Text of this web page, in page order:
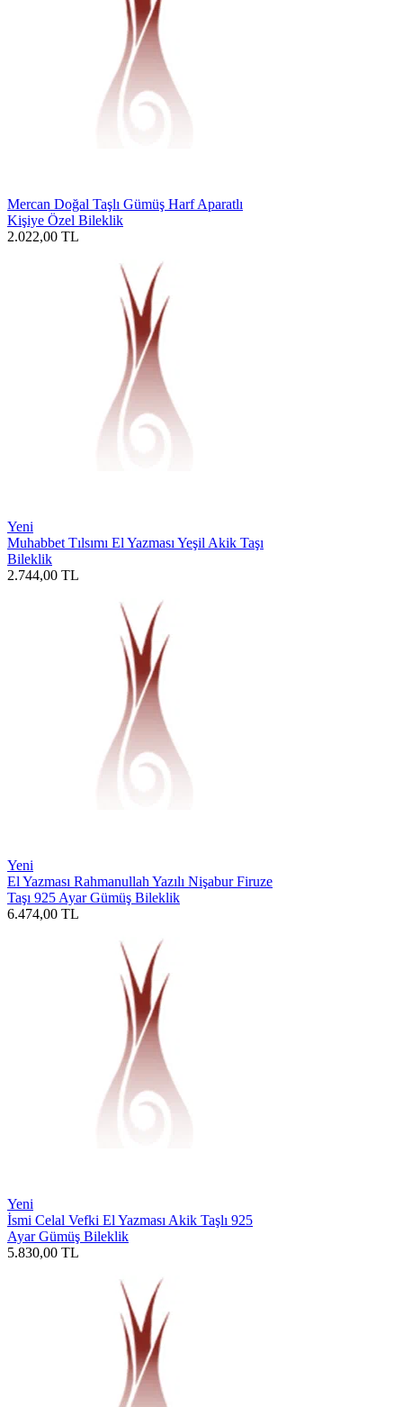
Mercan Doğal Taşlı Gümüş Harf Aparatlı
Kişiye Özel Bileklik
2.022,00 TL
Yeni
Muhabbet Tılsımı El Yazması Yeşil Akik Taşı
Bileklik
2.744,00 TL
Yeni
El Yazması Rahmanullah Yazılı Nişabur Firuze
Taşı 925 Ayar Gümüş Bileklik
6.474,00 TL
Yeni
İsmi Celal Vefki El Yazması Akik Taşlı 925
Ayar Gümüş Bileklik
5.830,00 TL